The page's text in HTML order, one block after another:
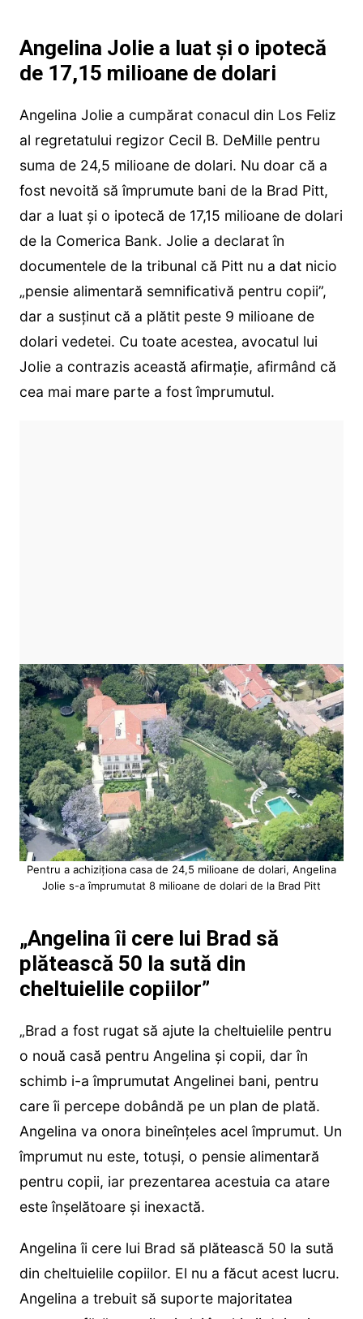
Angelina Jolie a luat și o ipotecă
de 17,15 milioane de dolari
Angelina Jolie a cumpărat conacul din Los Feliz
al regretatului regizor Cecil B. DeMille pentru
suma de 24,5 milioane de dolari. Nu doar că a
fost nevoită să împrumute bani de la Brad Pitt,
dar a luat și o ipotecă de 17,15 milioane de dolari
de la Comerica Bank. Jolie a declarat în
documentele de la tribunal că Pitt nu a dat nicio
„pensie alimentară semnificativă pentru copii”,
dar a susținut că a plătit peste 9 milioane de
dolari vedetei. Cu toate acestea, avocatul lui
Jolie a contrazis această afirmație, afirmând că
cea mai mare parte a fost împrumutul.
Pentru a achiziționa casa de 24,5 milioane de dolari, Angelina
Jolie s-a împrumutat 8 milioane de dolari de la Brad Pitt
„Angelina îi cere lui Brad să
plătească 50 la sută din
cheltuielile copiilor”
„Brad a fost rugat să ajute la cheltuielile pentru
o nouă casă pentru Angelina și copii, dar în
schimb i-a împrumutat Angelinei bani, pentru
care îi percepe dobândă pe un plan de plată.
Angelina va onora bineînțeles acel împrumut. Un
împrumut nu este, totuși, o pensie alimentară
pentru copii, iar prezentarea acestuia ca atare
este înșelătoare și inexactă.
Angelina îi cere lui Brad să plătească 50 la sută
din cheltuielile copiilor. El nu a făcut acest lucru.
Angelina a trebuit să suporte majoritatea